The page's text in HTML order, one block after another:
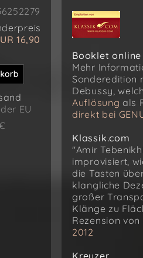
16,90
EU
Booklet online
Mehr
Sonderedition
Debussy,
Auflösung als
direkt bei
Klassik.com
"Amir
improvisiert,
die Tasten
klangliche
großer
Klänge zu
Rezension
2012
Kreuzer